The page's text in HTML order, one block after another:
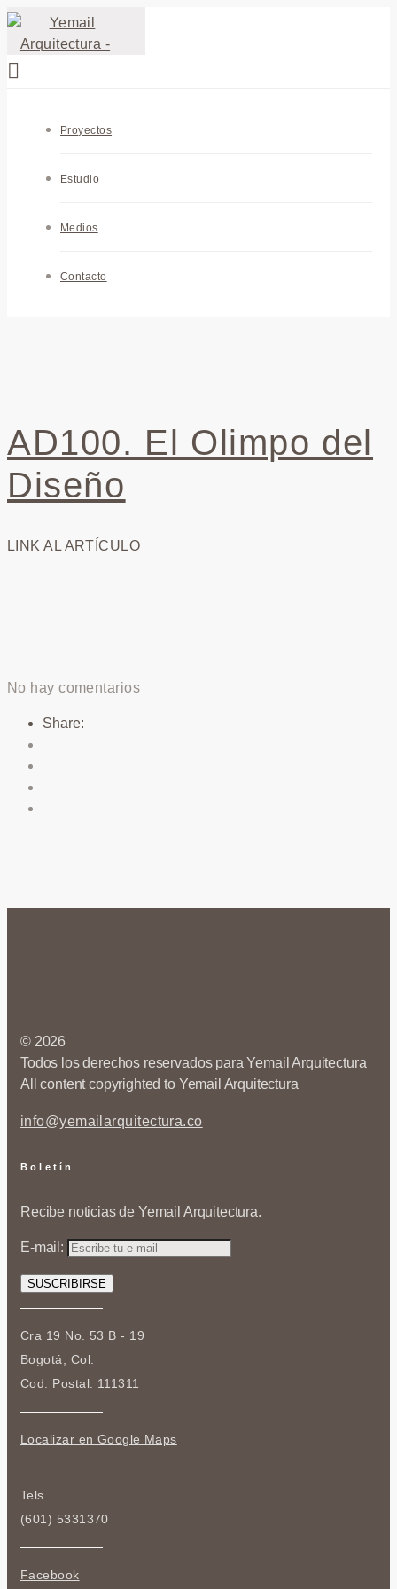
Proyectos
Estudio
Medios
Contacto
AD100. El Olimpo del
Diseño
LINK AL ARTÍCULO
No hay comentarios
Share:
© 2026
Todos los derechos reservados para Yemail Arquitectura
All content copyrighted to Yemail Arquitectura
info@yemailarquitectura.co
Boletín
Recibe noticias de Yemail Arquitectura.
E-mail:
Cra 19 No. 53 B - 19
Bogotá, Col.
Cod. Postal: 111311
Localizar en Google Maps
Tels.
(601) 5331370
Facebook